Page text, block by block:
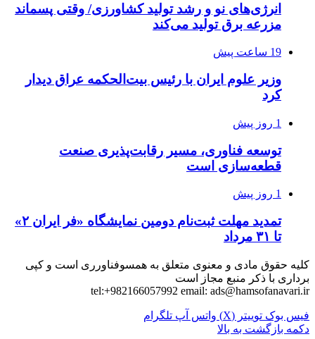
انرژی‌های نو و رشد تولید کشاورزی/ وقتی پسماند
مزرعه‌ برق تولید می‌کند
19 ساعت پیش
وزیر علوم ایران با رئیس بیت‌الحکمه عراق دیدار
کرد
1 روز پیش
توسعه فناوری، مسیر رقابت‌پذیری صنعت
قطعه‌سازی است
1 روز پیش
تمدید مهلت ثبت‌نام دومین نمایشگاه «فر ایران ۲»
تا ۳۱ مرداد
کلیه حقوق مادی و معنوی متعلق به همسوفناورری است و کپی
برداری با ذکر منبع مجاز است
tel:+982166057992 email: ads@hamsofanavari.ir
فیس بوک توییتر (X) واتس آپ تلگرام
دکمه بازگشت به بالا